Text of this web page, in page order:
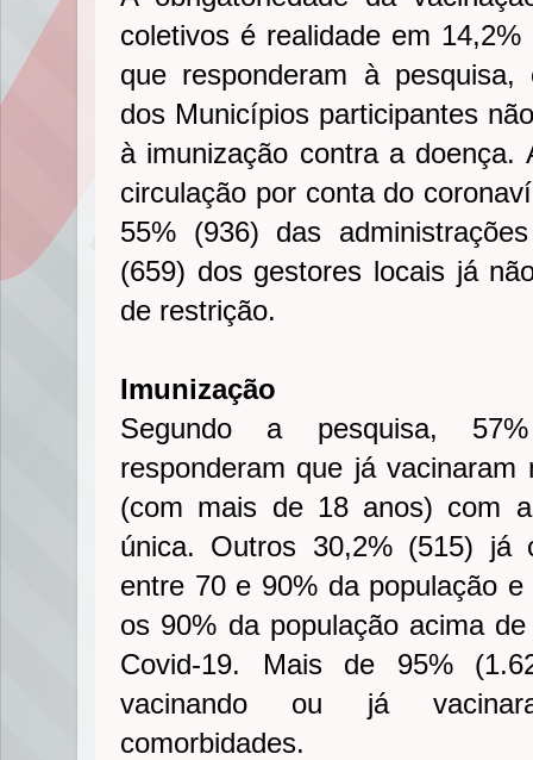
coletivos é realidade em
que responderam à
dos Municípios participantes
à imunização contra a doença.
circulação por conta do
55% (936) das
(659) dos gestores locais já
de restrição.
Imunização
Segundo a pesquisa,
responderam que já
(com mais de 18 anos) com
única. Outros 30,2% (515) já
entre 70 e 90% da população
os 90% da população acima
Covid-19. Mais de 95%
vacinando ou já
comorbidades.